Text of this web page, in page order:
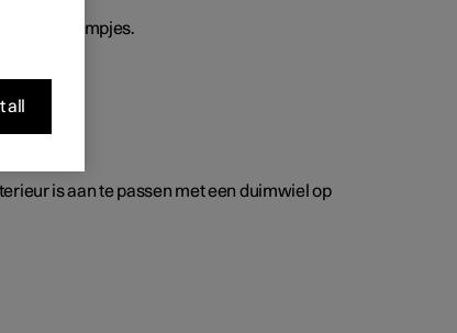
de leeslampjes.
is aan te passen met een duimwiel op